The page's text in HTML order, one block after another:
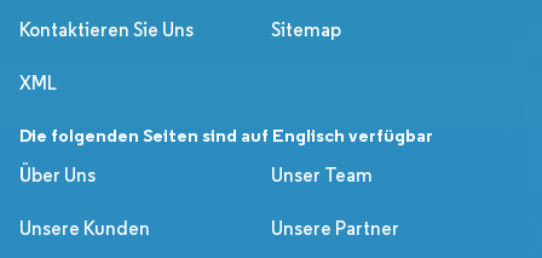
Kontaktieren Sie Uns Sitemap
XML
Die folgenden Seiten sind auf Englisch verfügbar
Über Uns
Unser Team
Unsere Kunden Unsere Partner